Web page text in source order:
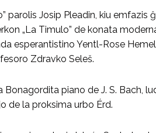
parolis Josip Pleadin, kiu emfazis
„La Timulo” de konata
esperantistino Yentl-Rose
Zdravko Seleš.
piano de J. S. Bach,
de la proksima urbo Érd.